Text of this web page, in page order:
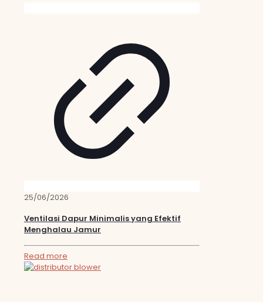
25/06/2026
Ventilasi Dapur Minimalis yang Efektif
Menghalau Jamur
Read more